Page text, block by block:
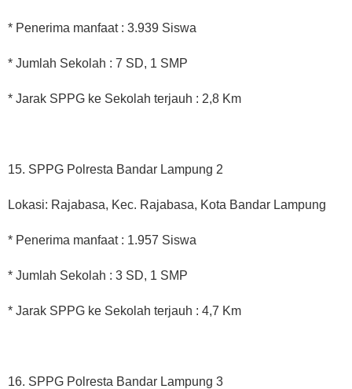
* Penerima manfaat : 3.939 Siswa
* Jumlah Sekolah : 7 SD, 1 SMP
* Jarak SPPG ke Sekolah terjauh : 2,8 Km
15. SPPG Polresta Bandar Lampung 2
Lokasi: Rajabasa, Kec. Rajabasa, Kota Bandar Lampung
* Penerima manfaat : 1.957 Siswa
* Jumlah Sekolah : 3 SD, 1 SMP
* Jarak SPPG ke Sekolah terjauh : 4,7 Km
16. SPPG Polresta Bandar Lampung 3